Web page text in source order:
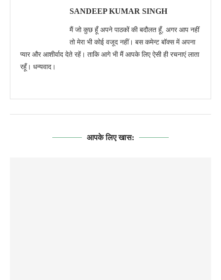
SANDEEP KUMAR SINGH
मैं जो कुछ हूँ अपने पाठकों की बदौलत हूँ, अगर आप नहीं
तो मेरा भी कोई वजूद नहीं। बस कमेन्ट बॉक्स में अपना
प्यार और आशीर्वाद देते रहें। ताकि आगे भी मैं आपके लिए ऐसी ही रचनाएं लाता
रहूँ। धन्यवाद।
आपके लिए खास: